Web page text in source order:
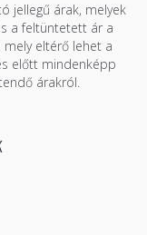
jellegű árak, melyek
a feltüntetett ár a
eltérő lehet a
előtt mindenképp
árakról.